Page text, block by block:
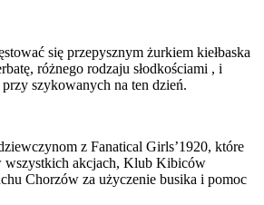
się przepysznym żurkiem kiełbaska
różnego rodzaju słodkościami , i
szykowanych na ten dzień.
z Fanatical Girls’1920, które
wszystkich akcjach, Klub Kibiców
Chorzów za użyczenie busika i pomoc